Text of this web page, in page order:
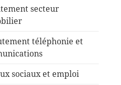
secteur
téléphonie et
sociaux et emploi